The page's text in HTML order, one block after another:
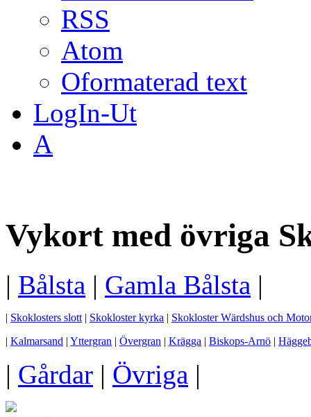
RSS
Atom
Oformaterad text
LogIn-Ut
A
Vykort med övriga
| Bålsta | Gamla Bålsta |
| Skoklosters slott | Skokloster kyrka | Skokloster Wärdshus och
| Kalmarsand | Yttergran | Övergran | Krägga | Biskops-Arnö |
| Gårdar | Övriga |